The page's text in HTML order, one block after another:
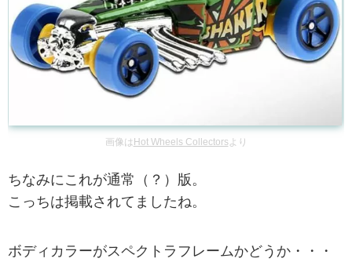
画像は Hot Wheels Collectors より
ちなみにこれが通常（？）版。
こっちは掲載されてましたね。
ボディカラーがスペクトラフレームかどうか・・・